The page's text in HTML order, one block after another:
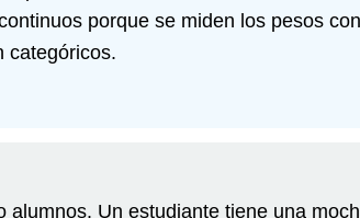
porque se miden los pesos
categóricos.
Un estudiante tiene una